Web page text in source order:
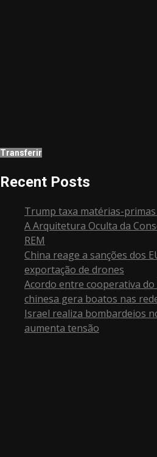
Transferir
Recent Posts
Trump taxa matérias-
A Arquitetura Oculta da
REM
China reage a sanções dos
exportação de drones
Acordo entre cooperativa do
chinesa gera boatos nas
Israel realiza bombardeios
aumenta tensão